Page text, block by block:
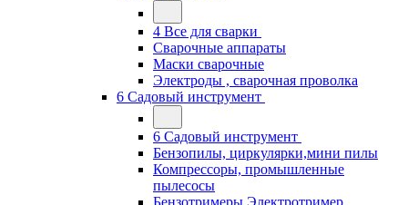
4 Все для сварки
Сварочные аппараты
Маски сварочные
Электроды , сварочная проволка
6 Садовый инструмент
6 Садовый инструмент
Бензопилы, циркулярки,мини пилы
Компрессоры, промышленные
пылесосы
Бензотримеры,Электротример,